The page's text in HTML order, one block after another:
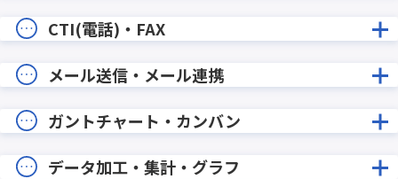
CTI(電話)・FAX
メール送信・メール連携
ガントチャート・カンバン
データ加工・集計・グラフ